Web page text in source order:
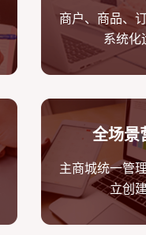
商户、商品、
系统化
全场景
主商城统一管
立创